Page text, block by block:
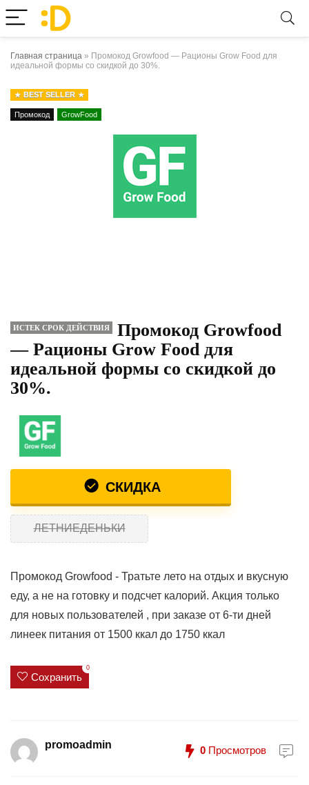
Главная страница » Промокод Growfood — Рационы Grow Food для
идеальной формы со скидкой до 30%.
BEST SELLER
Промокод GrowFood
ИСТЕК СРОК ДЕЙСТВИЯ
Промокод Growfood
— Рационы Grow Food для
идеальной формы со скидкой до
30%.
СКИДКА
ЛЕТНИЕДЕНЬКИ
Промокод Growfood - Тратьте лето на отдых и вкусную
еду, а не на готовку и подсчет калорий. Акция только
для новых пользователей , при заказе от 6-ти дней
линеек питания от 1500 ккал до 1750 ккал
Сохранить
0
promoadmin 0 Просмотров